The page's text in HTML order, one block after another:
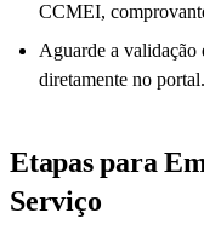
CCMEI,
Aguarde a validação
diretamente no portal.
Etapas para
Serviço